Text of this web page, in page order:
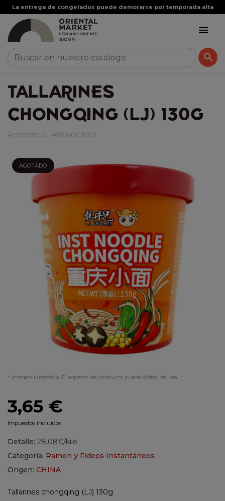
La entrega de congelados puede demorarse por temporada alta


TALLARINES
CHONGQING (LJ) 130G
Referencia: 14806001001
AGOTADO
* Imagen ilustrativa. El aspecto del producto puede diferir del real.
3,65 €
Impuestos incluidos
Detalle: 28,08€/kilo
Categoría: Ramen y Fideos Instantáneos
Origen: CHINA
Tallarines chongqing (LJ) 130g